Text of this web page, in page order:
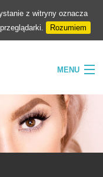
z witryny oznacza
Rozumiem
MENU